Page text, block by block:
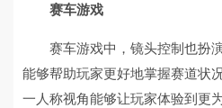
赛车游戏
赛车游戏中，镜头控制也扮
能够帮助玩家更好地掌握赛道状
一人称视角能够让玩家体验到更